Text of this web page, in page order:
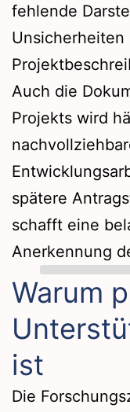
fehlende
Auch die
Projekts wird
spätere
schafft eine
Anerkennung
Warum
ist
Die